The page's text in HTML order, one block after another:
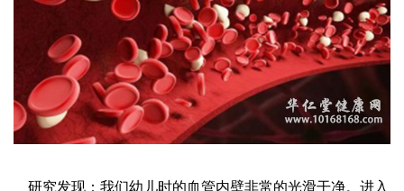
研究发现：我们幼儿时的血管内壁非常的光滑干净。进入